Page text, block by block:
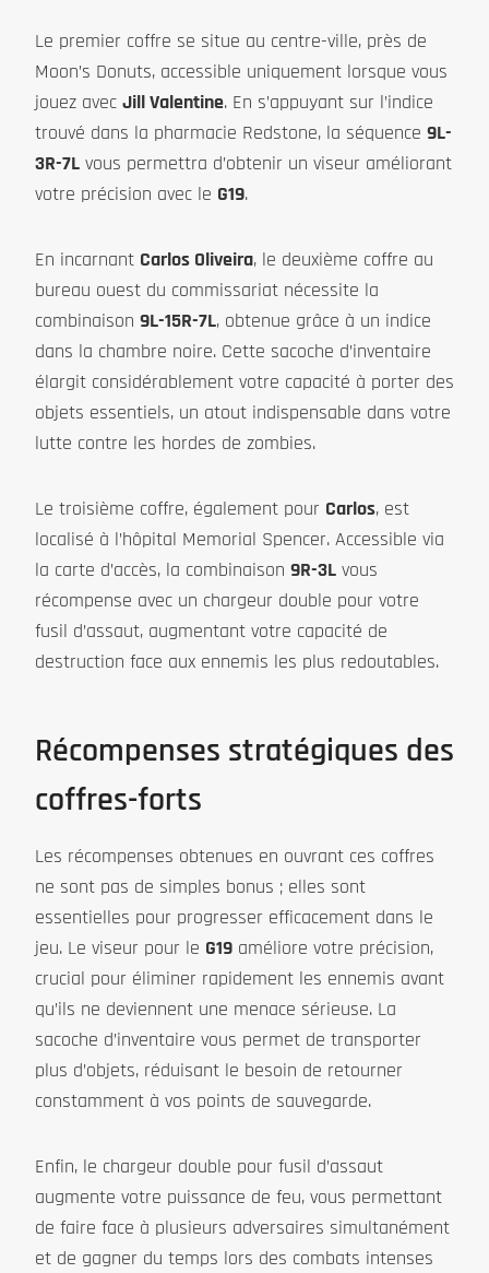
Le premier coffre se situe au centre-ville, près de
Moon’s Donuts, accessible uniquement lorsque vous
jouez avec Jill Valentine. En s’appuyant sur l’indice
trouvé dans la pharmacie Redstone, la séquence 9L-
3R-7L vous permettra d’obtenir un viseur améliorant
votre précision avec le G19.
En incarnant Carlos Oliveira, le deuxième coffre au
bureau ouest du commissariat nécessite la
combinaison 9L-15R-7L, obtenue grâce à un indice
dans la chambre noire. Cette sacoche d’inventaire
élargit considérablement votre capacité à porter des
objets essentiels, un atout indispensable dans votre
lutte contre les hordes de zombies.
Le troisième coffre, également pour Carlos, est
localisé à l’hôpital Memorial Spencer. Accessible via
la carte d’accès, la combinaison 9R-3L vous
récompense avec un chargeur double pour votre
fusil d’assaut, augmentant votre capacité de
destruction face aux ennemis les plus redoutables.
Récompenses stratégiques des
coffres-forts
Les récompenses obtenues en ouvrant ces coffres
ne sont pas de simples bonus ; elles sont
essentielles pour progresser efficacement dans le
jeu. Le viseur pour le G19 améliore votre précision,
crucial pour éliminer rapidement les ennemis avant
qu’ils ne deviennent une menace sérieuse. La
sacoche d’inventaire vous permet de transporter
plus d’objets, réduisant le besoin de retourner
constamment à vos points de sauvegarde.
Enfin, le chargeur double pour fusil d’assaut
augmente votre puissance de feu, vous permettant
de faire face à plusieurs adversaires simultanément
et de gagner du temps lors des combats intenses